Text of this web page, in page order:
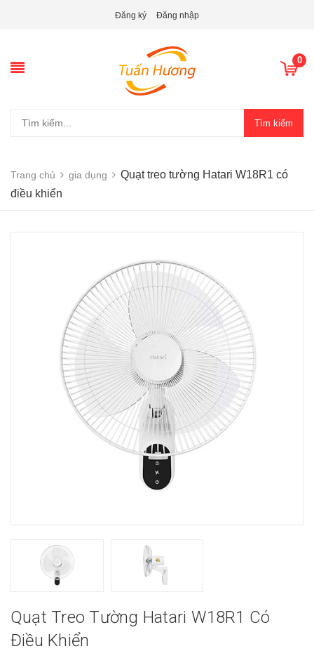
Đăng ký Đăng nhập
0
Tìm kiếm
Trang chủ gia dụng
Quạt treo tường Hatari W18R1 có
điều khiển
Quạt Treo Tường Hatari W18R1 Có
Điều Khiển